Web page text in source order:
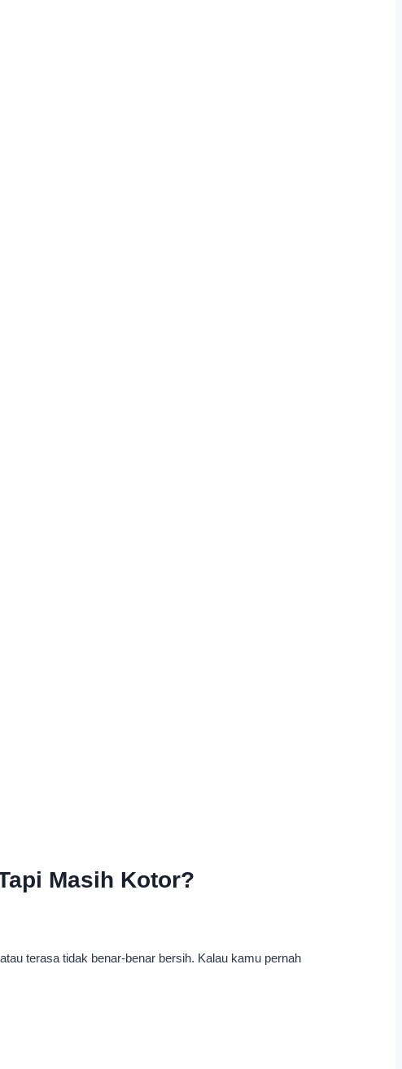
Masih Kotor?
terasa tidak benar-benar bersih. Kalau kamu pernah